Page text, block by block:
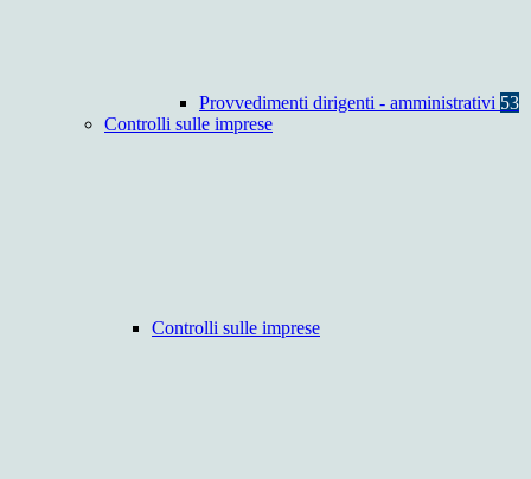
Provvedimenti dirigenti - amministrativi 53
Controlli sulle imprese
Controlli sulle imprese